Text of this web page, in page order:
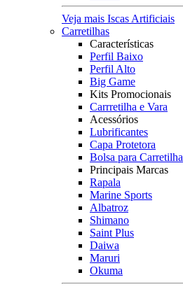
Veja mais Iscas Artificiais
Carretilhas
Características
Perfil Baixo
Perfil Alto
Big Game
Kits Promocionais
Carrretilha e Vara
Acessórios
Lubrificantes
Capa Protetora
Bolsa para Carretilha
Principais Marcas
Rapala
Marine Sports
Albatroz
Shimano
Saint Plus
Daiwa
Maruri
Okuma